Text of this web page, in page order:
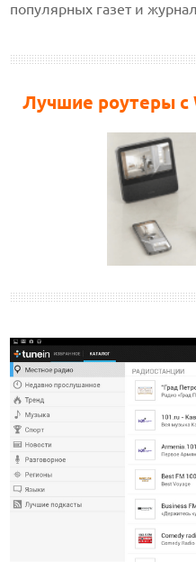
популярных газет и
Лучшие роутеры с